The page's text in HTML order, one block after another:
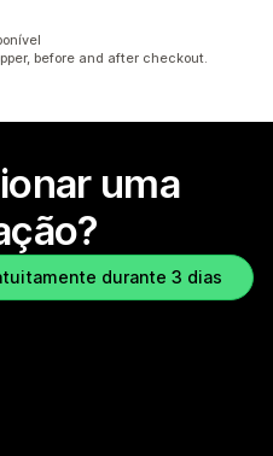
before and after checkout.
uma
durante 3 dias